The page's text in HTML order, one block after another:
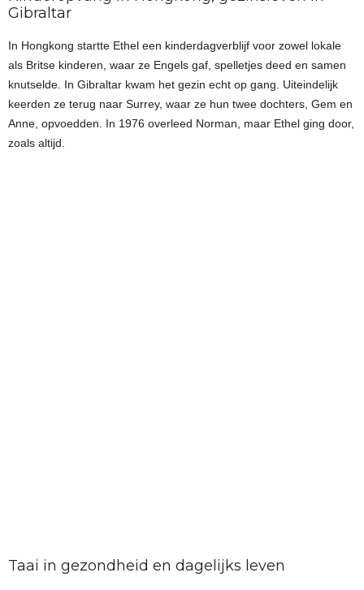
Gibraltar
In Hongkong startte Ethel een kinderdagverblijf voor zowel lokale
als Britse kinderen, waar ze Engels gaf, spelletjes deed en samen
knutselde. In Gibraltar kwam het gezin echt op gang. Uiteindelijk
keerden ze terug naar Surrey, waar ze hun twee dochters, Gem en
Anne, opvoedden. In 1976 overleed Norman, maar Ethel ging door,
zoals altijd.
Taai in gezondheid en dagelijks leven